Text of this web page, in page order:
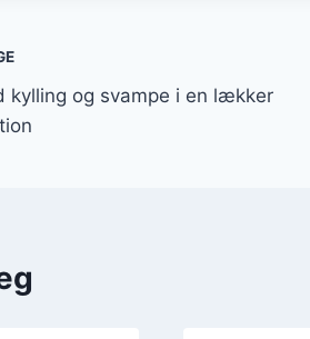
kylling og svampe i en lækker